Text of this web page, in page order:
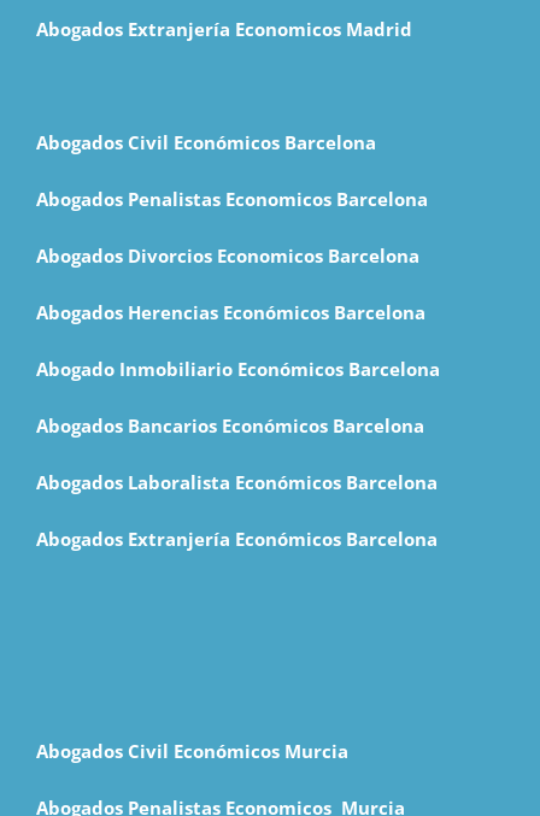
Abogados Extranjería Economicos Madrid
Abogados Civil Económicos Barcelona
Abogados Penalistas Economicos Barcelona
Abogados Divorcios Economicos Barcelona
Abogados Herencias Económicos Barcelona
Abogado Inmobiliario Económicos Barcelona
Abogados Bancarios Económicos Barcelona
Abogados Laboralista Económicos Barcelona
Abogados Extranjería Económicos Barcelona
Abogados Civil Económicos Murcia
Abogados Penalistas Economicos Murcia